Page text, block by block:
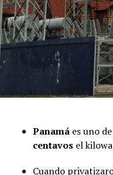
Panamá es uno
centavos el
Cuando